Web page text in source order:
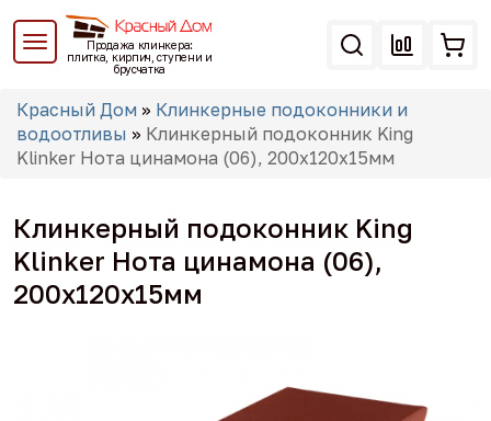
Перейти
основному
Продажа клинкера:
плитка, кирпич, ступени и
брусчатка
Вы
здесь
Красный Дом » Клинкерные подоконники и
водоотливы » Клинкерный подоконник King
Klinker Нота цинамона (06), 200х120х15мм
Клинкерный подоконник King
Klinker Нота цинамона (06),
200х120х15мм